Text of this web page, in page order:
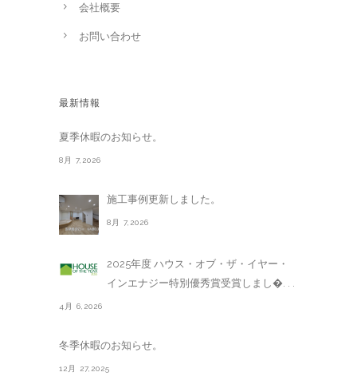
会社概要
お問い合わせ
最新情報
夏季休暇のお知らせ。
8月 7,2026
施工事例更新しました。
8月 7,2026
2025年度 ハウス・オブ・ザ・イヤー・
インエナジー特別優秀賞受賞しまし�. . .
4月 6,2026
冬季休暇のお知らせ。
12月 27,2025